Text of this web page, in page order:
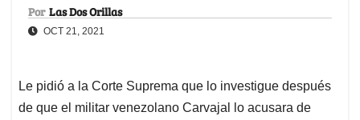
Por Las Dos Orillas
OCT 21, 2021
Le pidió a la Corte Suprema que lo investigue después
de que el militar venezolano Carvajal lo acusara de